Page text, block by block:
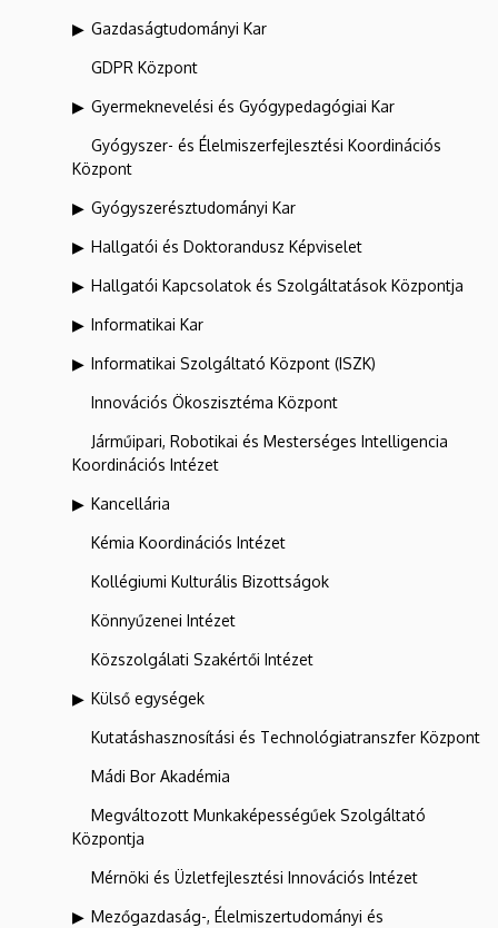
Gazdaságtudományi Kar
GDPR Központ
Gyermeknevelési és Gyógypedagógiai Kar
Gyógyszer- és Élelmiszerfejlesztési Koordinációs
Központ
Gyógyszerésztudományi Kar
Hallgatói és Doktorandusz Képviselet
Hallgatói Kapcsolatok és Szolgáltatások Központja
Informatikai Kar
Informatikai Szolgáltató Központ (ISZK)
Innovációs Ökoszisztéma Központ
Járműipari, Robotikai és Mesterséges Intelligencia
Koordinációs Intézet
Kancellária
Kémia Koordinációs Intézet
Kollégiumi Kulturális Bizottságok
Könnyűzenei Intézet
Közszolgálati Szakértői Intézet
Külső egységek
Kutatáshasznosítási és Technológiatranszfer Központ
Mádi Bor Akadémia
Megváltozott Munkaképességűek Szolgáltató
Központja
Mérnöki és Üzletfejlesztési Innovációs Intézet
Mezőgazdaság-, Élelmiszertudományi és